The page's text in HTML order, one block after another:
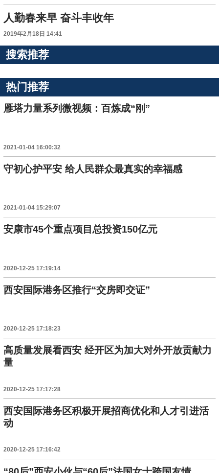
人勤春来早 奋斗丰收年
2019年2月18日 14:41
搜索推荐
热门推荐
雁塔力量系列微视频：百炼成“刚”
2021-01-04 16:00:32
守初心护平安 给人民群众最真实的幸福感
2021-01-04 15:29:07
安康市45个重点项目总投资150亿元
2020-12-25 17:19:14
西安国际港务区推行“交房即交证”
2020-12-25 17:18:23
高质量发展看西安 经开区为加大对外开放贡献力
量
2020-12-25 17:17:28
西安国际港务区积极开展招商优化和人才引进活
动
2020-12-25 17:16:42